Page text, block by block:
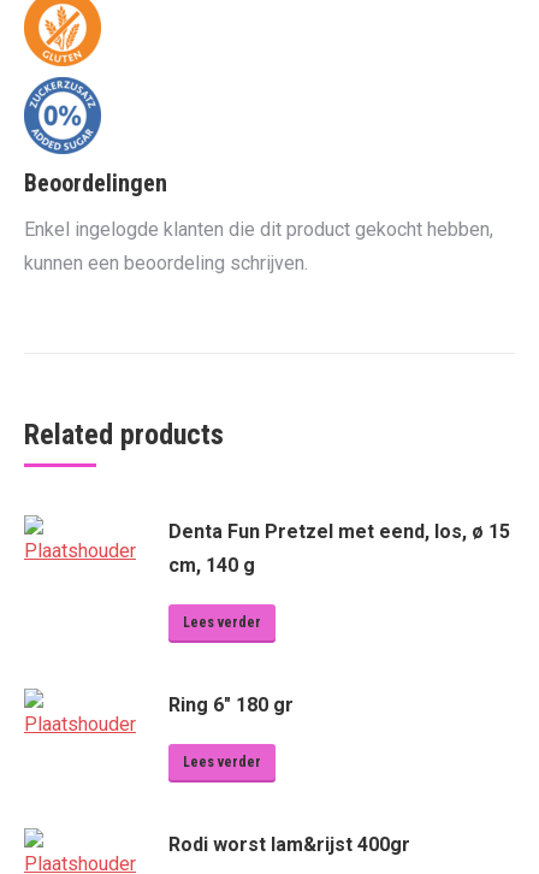
Beoordelingen
Enkel ingelogde klanten die dit product gekocht hebben,
kunnen een beoordeling schrijven.
Related products
Denta Fun Pretzel met eend, los, ø 15
cm, 140 g
Lees verder
Ring 6" 180 gr
Lees verder
Rodi worst lam&rijst 400gr